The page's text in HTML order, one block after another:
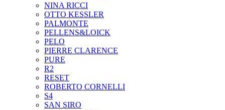
NINA RICCI
OTTO KESSLER
PALMONTE
PELLENS&LOICK
PELO
PIERRE CLARENCE
PURE
R2
RESET
ROBERTO CORNELLI
S4
SAN SIRO